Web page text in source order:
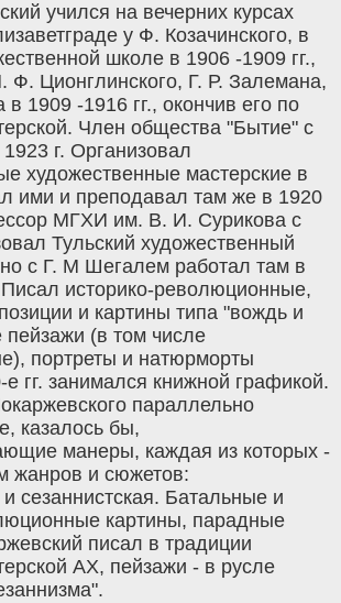
учился на вечерних курсах
у Ф. Козачинского, в
школе в 1906 -1909 гг.,
Ционглинского, Г. Р. Залемана,
1909 -1916 гг., окончив его по
Член общества "Бытие" с
г. Организовал
художественные мастерские в
ими и преподавал там же в 1920
МГХИ им. В. И. Сурикова с
Тульский художественный
с Г. М Шегалем работал там в
Писал историко-революционные,
и картины типа "вождь и
пейзажи (в том числе
портреты и натюрморты
гг. занимался книжной графикой.
параллельно
казалось бы,
манеры, каждая из которых -
жанров и сюжетов:
сезаннистская. Батальные и
картины, парадные
писал в традиции
АХ, пейзажи - в русле